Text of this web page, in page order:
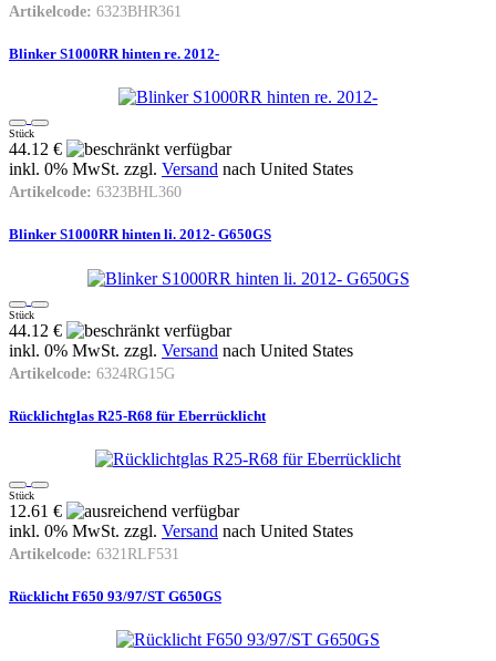
Artikelcode: 6323BHR361
Blinker S1000RR hinten re. 2012-
Stück
44.12 €
inkl. 0% MwSt. zzgl. Versand nach United States
Artikelcode: 6323BHL360
Blinker S1000RR hinten li. 2012- G650GS
Stück
44.12 €
inkl. 0% MwSt. zzgl. Versand nach United States
Artikelcode: 6324RG15G
Rücklichtglas R25-R68 für Eberrücklicht
Stück
12.61 €
inkl. 0% MwSt. zzgl. Versand nach United States
Artikelcode: 6321RLF531
Rücklicht F650 93/97/ST G650GS